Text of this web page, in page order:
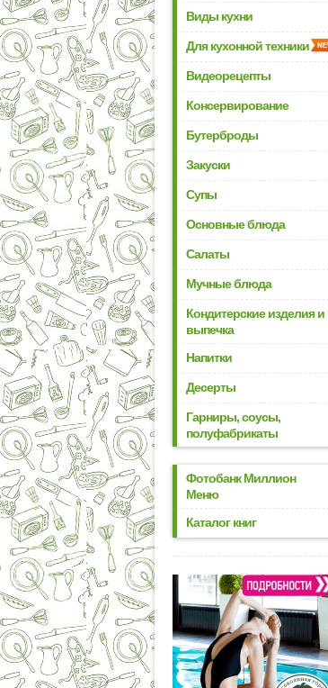
Виды кухни
Для кухонной техники
Видеорецепты
Консервирование
Бутерброды
Закуски
Супы
Основные блюда
Салаты
Мучные блюда
Кондитерские изделия и
выпечка
Напитки
Десерты
Гарниры, соусы,
полуфабрикаты
Фотобанк Миллион
Меню
Каталог книг